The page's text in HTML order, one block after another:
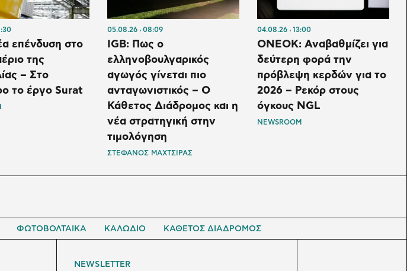
επένδυση στο
της
– Στο
το έργο Surat
05.08.26 08:09
IGB: Πως ο
ελληνοβουλγαρικός
αγωγός γίνεται πιο
ανταγωνιστικός – Ο
Κάθετος Διάδρομος και η
νέα στρατηγική στην
τιμολόγηση
ΣΤΕΦΑΝΟΣ ΜΑΧΤΣΙΡΑΣ
04.08.26 13:00
ONEOK: Αναβαθμίζει για
δεύτερη φορά την
πρόβλεψη κερδών για το
2026 – Ρεκόρ στους
όγκους NGL
NEWSROOM
ΦΩΤΟΒΟΛΤΑΙΚΑ ΚΑΛΩΔΙΟ ΚΑΘΕΤΟΣ ΔΙΑΔΡΟΜΟΣ
NEWSLETTER